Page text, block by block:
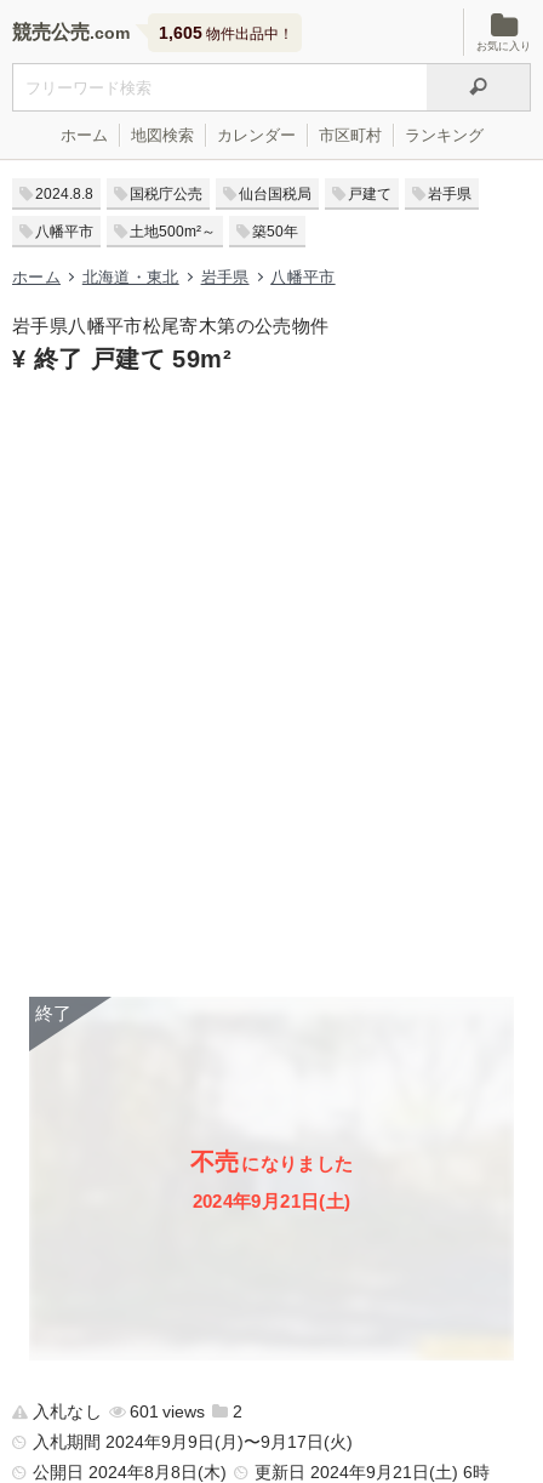
競売公売 1,605 物件出品中！
お気に入り
ホーム 地図検索 カレンダー 市区町村 ランキング
2024.8.8 国税庁公売 仙台国税局 戸建て 岩手県
八幡平市 土地500m²～ 築50年
ホーム 北海道・東北 岩手県 八幡平市
岩手県八幡平市松尾寄木第の公売物件
¥ 終了 戸建て 59m²
不売になりました
2024年9月21日(土)
入札なし 601
2
入札期間 2024年9月9日(月)〜9月17日(火)
公開日 2024年8月8日(木) 更新日 2024年9月21日(土) 6時